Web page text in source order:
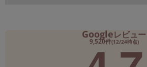
Googleレビュー
9,520件(12/24時点)